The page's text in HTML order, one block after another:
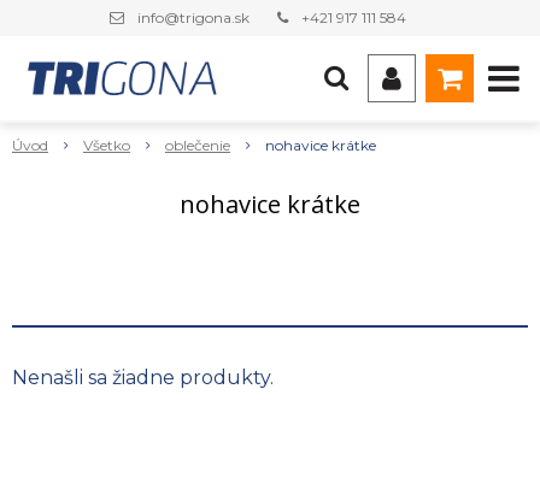
info@trigona.sk +421 917 111 584
Úvod Všetko oblečenie nohavice krátke
nohavice krátke
Nenašli sa žiadne produkty.